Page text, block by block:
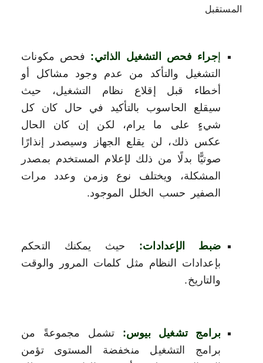
المستقبل
إجراء فحص التشغيل الذاتي: فحص مكونات
التشغيل والتأكد من عدم وجود مشاكل أو
أخطاء قبل إقلاع نظام التشغيل، حيث
سيقلع الحاسوب بالتأكيد في حال كان كل
شيءٍ على ما يرام، لكن إن كان الحال
عكس ذلك، لن يقلع الجهاز وسيصدر إنذارًا
صوتيًّا بدلًا من ذلك لإعلام المستخدم بمصدر
المشكلة، ويختلف نوع وزمن وعدد مرات
الصفير حسب الخلل الموجود.
ضبط الإعدادات:
حيث يمكنك التحكم
بإعدادات النظام مثل كلمات المرور والوقت
والتاريخ.
برامج تشغيل بيوس: تشمل مجموعةً من
برامج التشغيل منخفضة المستوى تؤمن